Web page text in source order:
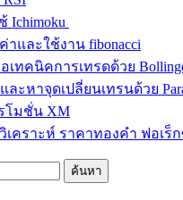
Ichimoku
าและใช้งาน fibonacci
เทคนิคการเทรดด้วย
ละหาจุดเปลี่ยนเทรนด้วย
โมชั่น XM
คราะห์ ราคาทองคำ ฟอเร็